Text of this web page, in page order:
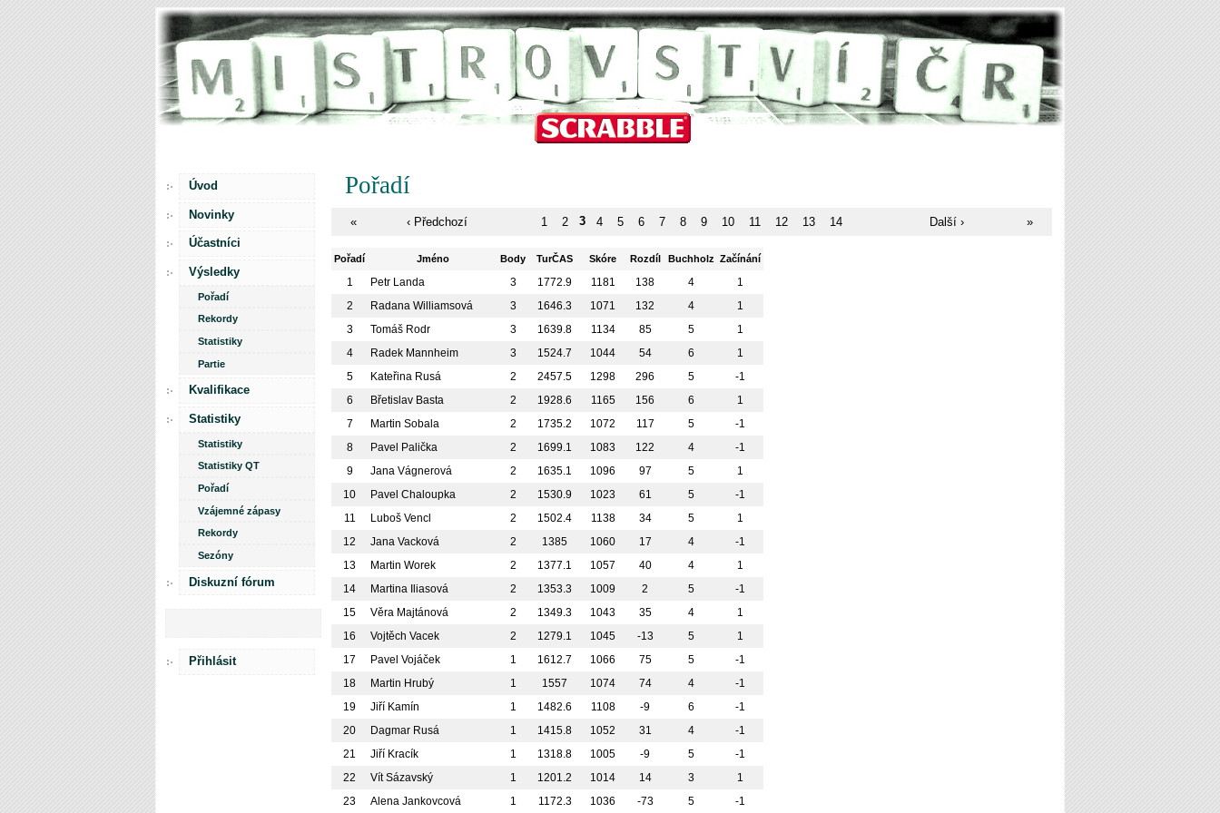
Úvod
Novinky
Účastníci
Výsledky
Pořadí
Rekordy
Statistiky
Partie
Kvalifikace
Statistiky
Statistiky
Statistiky QT
Pořadí
Vzájemné zápasy
Rekordy
Sezóny
Diskuzní fórum
Přihlásit
Pořadí
« ‹ Předchozí 1 2 3 4 5 6 7 8 9 10 11 12 13 14 Další › »
Pořadí Jméno Body TurČAS Skóre Rozdíl Buchholz Začínání
1 Petr Landa 3 1772.9 1181 138 4
1
2
Radana Williamsová 3 1646.3 1071 132 4
1
3
Tomáš Rodr 3 1639.8 1134 85 5
1
4
Radek Mannheim 3 1524.7 1044 54 6
1
5
Kateřina Rusá 2 2457.5 1298 296 5
-1
6
Břetislav Basta 2 1928.6 1165 156 6
1
7
Martin Sobala 2 1735.2 1072 117 5
-1
8
Pavel Palička 2 1699.1 1083 122 4
-1
9
Jana Vágnerová 2 1635.1 1096 97 5
1
10
Pavel Chaloupka 2 1530.9 1023 61 5
-1
11
Luboš Vencl 2 1502.4 1138 34 5
1
12
Jana Vacková 2 1385 1060 17 4
-1
13
Martin Worek 2 1377.1 1057 40 4
1
14
Martina Iliasová 2 1353.3 1009 2 5
-1
15
Věra Majtánová 2 1349.3 1043 35 4
1
16
Vojtěch Vacek 2 1279.1 1045 -13 5
1
17
Pavel Vojáček 1 1612.7 1066 75 5
-1
18
Martin Hrubý 1 1557 1074 74 4
-1
19
Jiří Kamín 1 1482.6 1108 -9 6
-1
20
Dagmar Rusá 1 1415.8 1052 31 4
-1
21
Jiří Kracík 1 1318.8 1005 -9 5
-1
22
Vít Sázavský 1 1201.2 1014 14 3
1
23
Alena Jankovcová 1 1172.3 1036 -73 5 -1